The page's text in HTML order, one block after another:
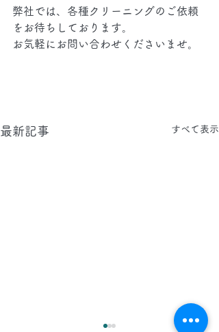
弊社では、各種クリーニングのご依頼
をお待ちしております。
お気軽にお問い合わせくださいませ。
最新記事 すべて表示